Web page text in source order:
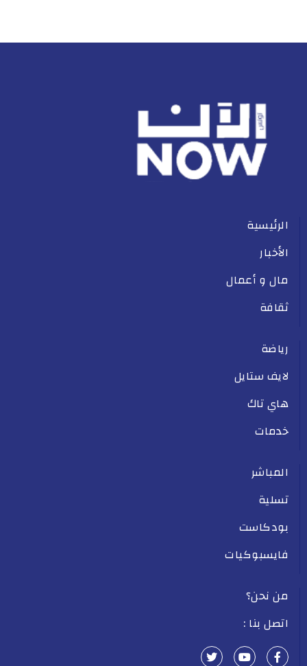
الرئيسية
الأخبار
مال و أعمال
ثقافة
رياضة
لايف ستايل
هاي تاك
خدمات
المباشر
تسلية
بودكاست
فايسبوكيات
من نحن؟
اتصل بنا :